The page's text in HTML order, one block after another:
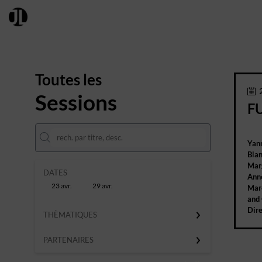
Toutes les
Sessions
DATES
23 avr.
29 avr.
THÈMATIQUES
PARTENAIRES